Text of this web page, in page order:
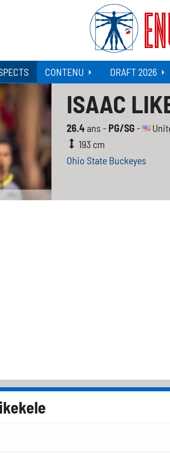
CONTENU DRAFT 2026
ISAAC
26.4ans - PG/SG -
193 cm
Ohio State Buckeyes